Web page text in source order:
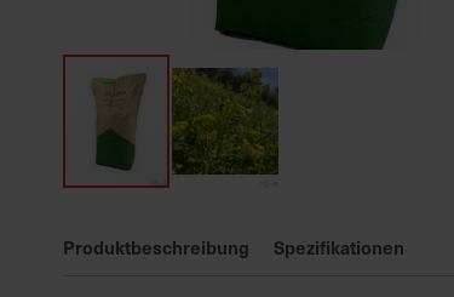
der
Produktbeschreibung Spezifikationen